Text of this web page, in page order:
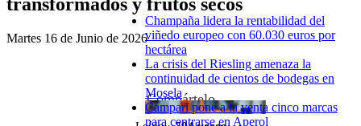
Martes 16 de Junio de 2026
Compártelo
Champaña lidera la rentabilidad del
viñedo europeo con 60.030 euros por
hectárea
La crisis del Riesling amenaza la
continuidad de cientos de bodegas en
Mosela
Campari pone a la venta cinco marcas
para centrarse en Aperol